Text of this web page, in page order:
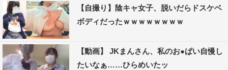
【自撮り】陰キャ女子、脱いだらドスケベ
ボディだったｗｗｗｗｗｗｗｗ
【動画】 JKまんさん、私のお●ぱい自慢し
たいなぁ……ひらめいたッ